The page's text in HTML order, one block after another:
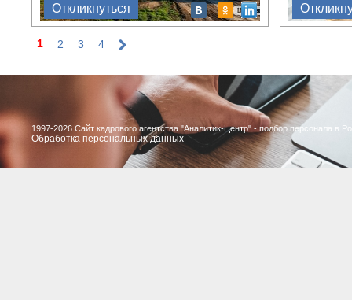
Откликнуться
1 2 3 4
1997-2026 Сайт кадрового агентства "Аналитик-Центр" - подбор персонала в
Обработка персональных данных